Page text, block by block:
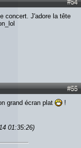
#54
concert. J'adore la tête
#55
grand écran plat
!
01:35:26)